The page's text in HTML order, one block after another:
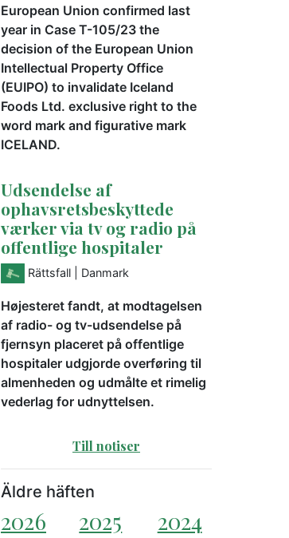
European Union confirmed last
year in Case T-105/23 the
decision of the European Union
Intellectual Property Office
(EUIPO) to invalidate Iceland
Foods Ltd. exclusive right to the
word mark and figurative mark
ICELAND.
Udsendelse af
ophavsretsbeskyttede
værker via tv og radio på
offentlige hospitaler
Rättsfall | Danmark
Højesteret fandt, at modtagelsen
af radio- og tv-udsendelse på
fjernsyn placeret på offentlige
hospitaler udgjorde overføring til
almenheden og udmålte et rimelig
vederlag for udnyttelsen.
Till notiser
Äldre häften
2026 2025
2024